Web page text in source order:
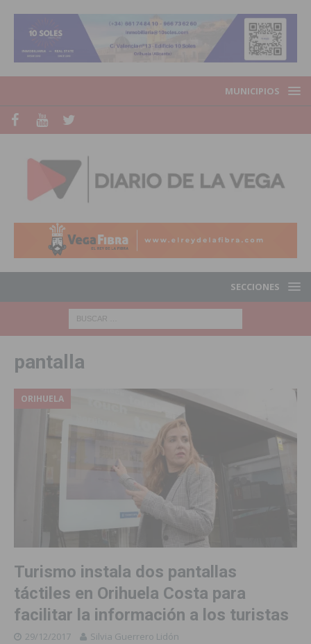
MUNICIPIOS
SECCIONES
pantalla
ORIHUELA
Turismo instala dos pantallas
táctiles en Orihuela Costa para
facilitar la información a los turistas
29/12/2017 Silvia Guerrero Lidón